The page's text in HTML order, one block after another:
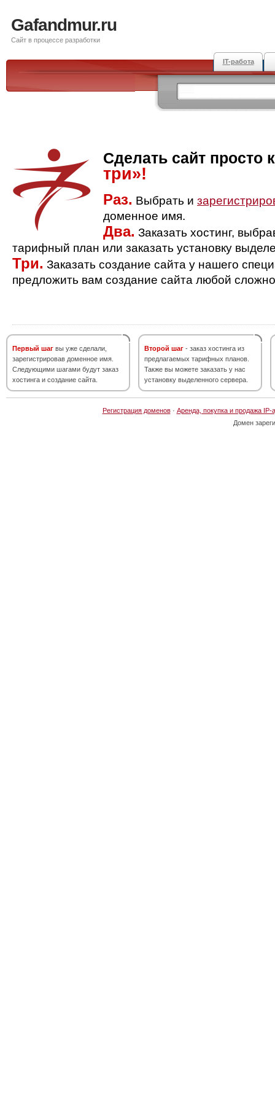
Gafandmur.ru
Сайт в процессе разработки
IT-работа
Сделать сайт просто
три»!
Раз. Выбрать и
доменное имя.
Два. Заказать хостинг,
тарифный план или заказать установку
Три. Заказать создание сайта у нашего
предложить вам создание сайта любой
Первый шаг вы уже сделали,
зарегистрировав доменное имя.
Следующими шагами будут заказ
хостинга и создание сайта.
Второй шаг - заказ хостинга из
предлагаемых тарифных планов.
Также вы можете заказать у нас
установку выделенного сервера.
Регистрация доменов· Аренда, покупка и продажа IP-
Домен